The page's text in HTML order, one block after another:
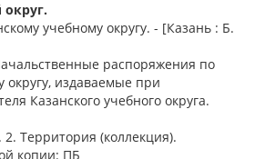
учебному округу. - [Казань : Б.
распоряжения по
округу, издаваемые при
Казанского учебного округа.
Территория (коллекция).
копии: ПБ